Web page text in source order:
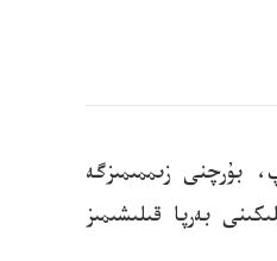
بۇرچنى زىممىمىزگە
بەرپا قىلىشىمىز